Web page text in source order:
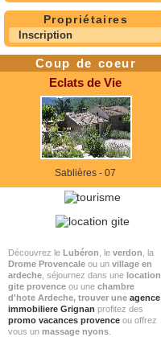
Propriétaires
Inscription
Coup de coeur
Eclats de Vie
Sablières - 07
Découvrez le Lubéron , le verdon , la
Drome Provencale ou un village en
ardeche , séjournez dans une location
gite provence ou une chambre
d'hote Ardeche, trouver une agence
immobiliere Grignan profitez des
promo vacances provence ou offrez
vous un massage nyons